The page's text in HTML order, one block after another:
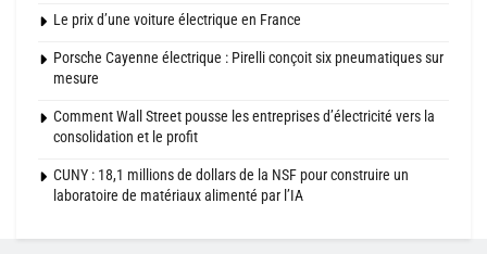
Le prix d’une voiture électrique en France
Porsche Cayenne électrique : Pirelli conçoit six pneumatiques sur
mesure
Comment Wall Street pousse les entreprises d’électricité vers la
consolidation et le profit
CUNY : 18,1 millions de dollars de la NSF pour construire un
laboratoire de matériaux alimenté par l’IA